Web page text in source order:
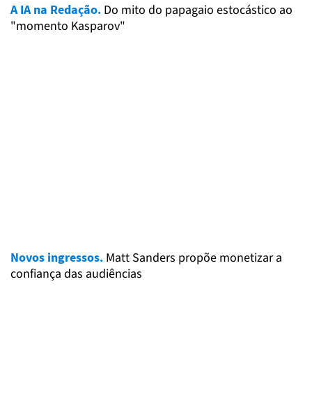
A IA na Redação. Do mito do papagaio estocástico ao
"momento Kasparov"
Novos ingressos. Matt Sanders propõe monetizar a
confiança das audiências